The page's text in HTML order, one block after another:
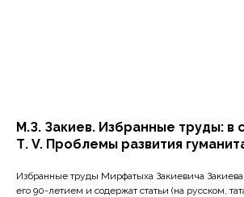
М.З. Закиев. Избранные труды: в
Т. V. Проблемы развития
Избранные труды Мирфатыха Закиевича Закиева
его 90-летием и содержат статьи (на русском,